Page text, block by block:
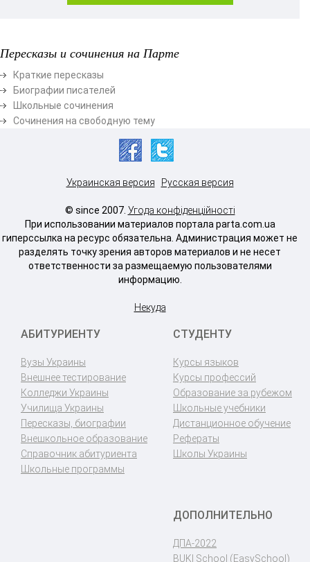
Пересказы и сочинения на Парте
Краткие пересказы
Биографии писателей
Школьные сочинения
Сочинения на свободную тему
Украинская версия Русская версия
© since 2007. Угода конфіденційності
При использовании материалов портала parta.com.ua
гиперссылка на ресурс обязательна. Администрация может не
разделять точку зрения авторов материалов и не несет
ответственности за размещаемую пользователями
информацию.
Некуда
АБИТУРИЕНТУ
Вузы Украины
Внешнее тестирование
Колледжи Украины
Училища Украины
Пересказы, биографии
Внешкольное образование
Справочник абитуриента
Школьные программы
СТУДЕНТУ
Курсы языков
Курсы профессий
Образование за рубежом
Школьные учебники
Дистанционное обучение
Рефераты
Школы Украины
ДОПОЛНИТЕЛЬНО
ДПА-2022
BUKI School (EasySchool)